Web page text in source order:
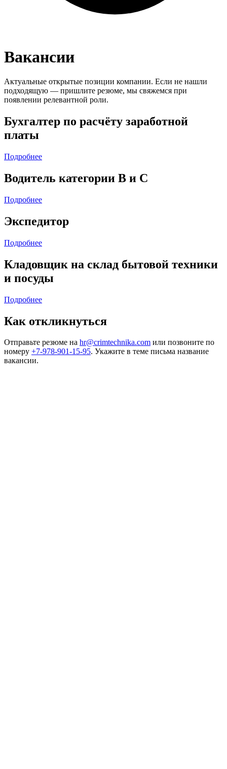
Вакансии
Актуальные открытые позиции компании. Если не нашли
подходящую — пришлите резюме, мы свяжемся при
появлении релевантной роли.
Бухгалтер по расчёту заработной
платы
Подробнее
Водитель категории B и C
Подробнее
Экспедитор
Подробнее
Кладовщик на склад бытовой техники
и посуды
Подробнее
Как откликнуться
Отправьте резюме на hr@crimtechnika.com или позвоните по
номеру +7-978-901-15-95. Укажите в теме письма название
вакансии.